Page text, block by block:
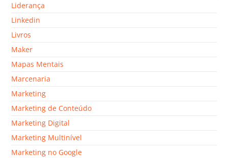
Liderança
Linkedin
Livros
Maker
Mapas Mentais
Marcenaria
Marketing
Marketing de Conteúdo
Marketing Digital
Marketing Multinível
Marketing no Google